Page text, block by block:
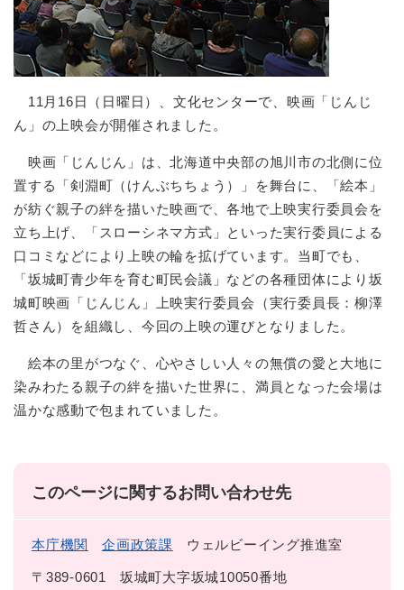
11月16日（日曜日）、文化センターで、映画「じんじ
ん」の上映会が開催されました。
映画「じんじん」は、北海道中央部の旭川市の北側に位
置する「剣淵町（けんぶちちょう）」を舞台に、「絵本」
が紡ぐ親子の絆を描いた映画で、各地で上映実行委員会を
立ち上げ、「スローシネマ方式」といった実行委員による
口コミなどにより上映の輪を拡げています。当町でも、
「坂城町青少年を育む町民会議」などの各種団体により坂
城町映画「じんじん」上映実行委員会（実行委員長：柳澤
哲さん）を組織し、今回の上映の運びとなりました。
絵本の里がつなぐ、心やさしい人々の無償の愛と大地に
染みわたる親子の絆を描いた世界に、満員となった会場は
温かな感動で包まれていました。
このページに関するお問い合わせ先
本庁機関 企画政策課 ウェルビーイング推進室
〒389-0601
坂城町大字坂城10050番地